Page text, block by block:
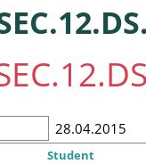
28.04.2015
Student